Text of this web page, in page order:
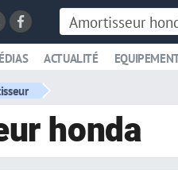
ACTUALITÉ
honda